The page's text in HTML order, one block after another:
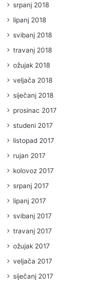
srpanj 2018
lipanj 2018
svibanj 2018
travanj 2018
ožujak 2018
veljača 2018
siječanj 2018
prosinac 2017
studeni 2017
listopad 2017
rujan 2017
kolovoz 2017
srpanj 2017
lipanj 2017
svibanj 2017
travanj 2017
ožujak 2017
veljača 2017
siječanj 2017